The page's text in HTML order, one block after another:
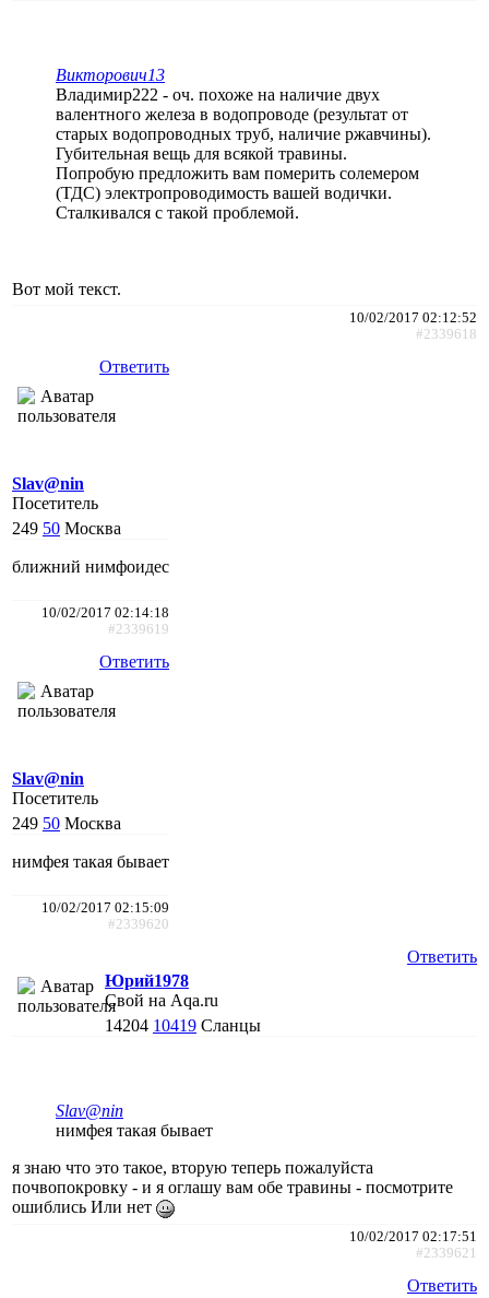
Викторович13
Владимир222 - оч. похоже на наличие двух
валентного железа в водопроводе (результат от
старых водопроводных труб, наличие ржавчины).
Губительная вещь для всякой травины.
Попробую предложить вам померить солемером
(ТДС) электропроводимость вашей водички.
Сталкивался с такой проблемой.
Вот мой текст.
10/02/2017 02:12:52
#2339618
Ответить
Slav@nin
Посетитель
249 50 Москва
ближний нимфоидес
10/02/2017 02:14:18
#2339619
Ответить
Slav@nin
Посетитель
249 50 Москва
нимфея такая бывает
10/02/2017 02:15:09
#2339620
Ответить
Юрий1978
Свой на Aqa.ru
14204 10419 Сланцы
Slav@nin
нимфея такая бывает
я знаю что это такое, вторую теперь пожалуйста
почвопокровку - и я оглашу вам обе травины - посмотрите
ошиблись Или нет
10/02/2017 02:17:51
#2339621
Ответить